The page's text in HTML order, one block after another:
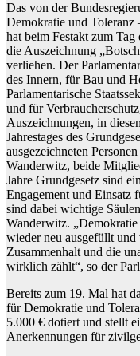
Das von der
Demokratie und
hat beim Festakt zum
die Auszeichnung
verliehen. Der
des Innern, für Bau und
Parlamentarische
und für
Auszeichnungen, in
Jahrestages des
ausgezeichneten
Wanderwitz, beide
Jahre Grundgesetz sind
Engagement und Einsatz
sind dabei wichtige
Wanderwitz.
wieder neu ausgefüllt
Zusammenhalt und die
wirklich zählt“, so der
Bereits zum 19. Mal hat
für Demokratie und
5.000 € dotiert und stellt
Anerkennungen für